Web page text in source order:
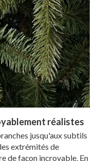
réalistes
jusqu'aux subtils
extrémités de
de façon incroyable. En